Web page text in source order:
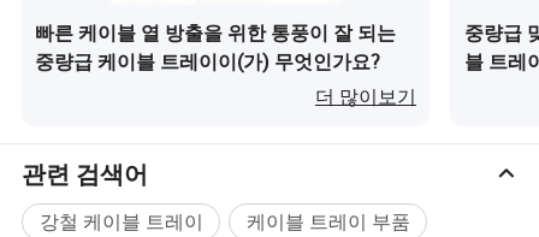
빠른 케이블 열 방출을 위한 통풍이 잘 되는
중량급 케이블 트레이이(가) 무엇인가요?
더 많이보기
중량급
블 트레
관련 검색어
강철 케이블 트레이
케이블 트레이 부품